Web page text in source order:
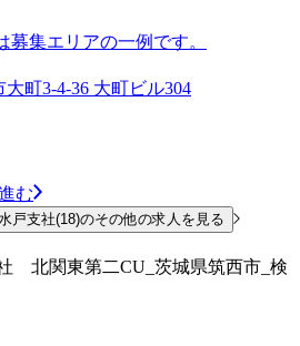
集エリアの一例です。
町3-4-36 大町ビル304
む
戸支社(18)のその他の求人を見る
北関東第二CU_茨城県筑西市_検